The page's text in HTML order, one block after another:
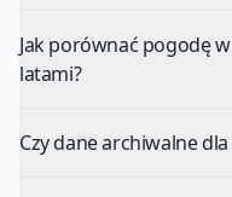
Jak porównać pogodę
latami?
Czy dane archiwalne